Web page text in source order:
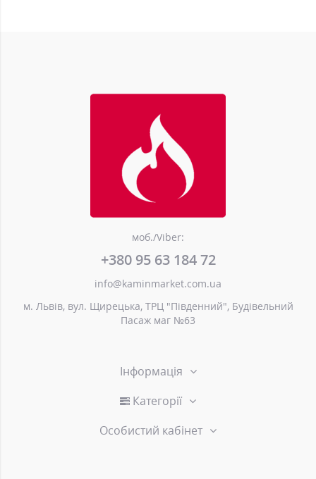
моб./Viber:
+380 95 63 184 72
info@kaminmarket.com.ua
м. Львів, вул. Щирецька, ТРЦ "Південний", Будівельний
Пасаж маг №63
Інформація
Категорії
Особистий кабінет